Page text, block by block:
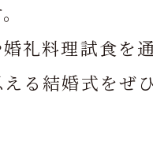
礼料理試食を
る結婚式をぜ